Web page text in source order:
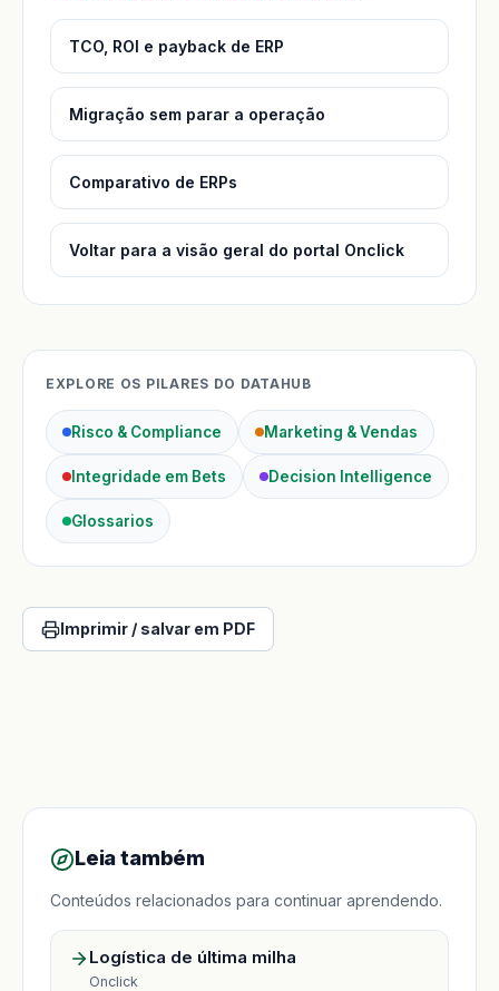
TCO, ROI e payback de ERP
Migração sem parar a operação
Comparativo de ERPs
Voltar para a visão geral do portal Onclick
EXPLORE OS PILARES DO DATAHUB
Risco & Compliance Marketing & Vendas
Integridade em Bets Decision Intelligence
Glossarios
Imprimir / salvar em PDF
Leia também
Conteúdos relacionados para continuar aprendendo.
Logística de última milha
Onclick